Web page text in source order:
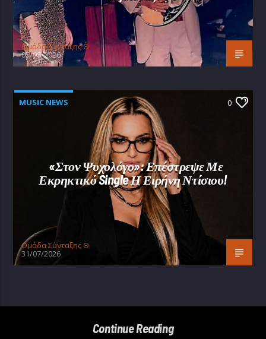
Oμάδα Σύνταξης Θ
05/08/2026
MUSIC NEWS 0
«Στον Ψυχολόγο»: Επέστρεψε Με
Εκρηκτικό Single Η Ειρήνη Ντίσιου!
Oμάδα Σύνταξης Θ
31/07/2026
Continue Reading